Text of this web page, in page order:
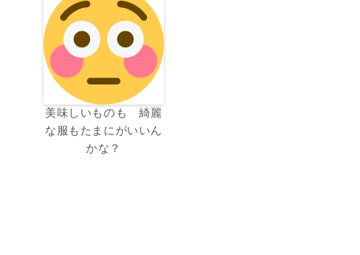
美味しいものも 綺麗
な服もたまにがいいん
かな？